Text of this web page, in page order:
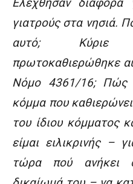
γιατρούς στα νησιά.
αυτό; Κύριε
πρωτοκαθιερώθηκε
Νόμο 4361/16; Πώς
κόμμα που
του ίδιου κόμματος
είμαι ειλικρινής –
τώρα πού ανήκει